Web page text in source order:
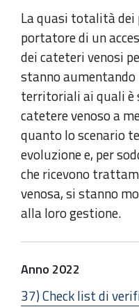
La quasi totalità
portatore di un
dei cateteri venosi
stanno
territoriali ai quali
catetere venoso a
quanto lo scenario
evoluzione e, per
che ricevono
venosa, si stanno
alla loro gestione.
Anno 2022
37) Check list di